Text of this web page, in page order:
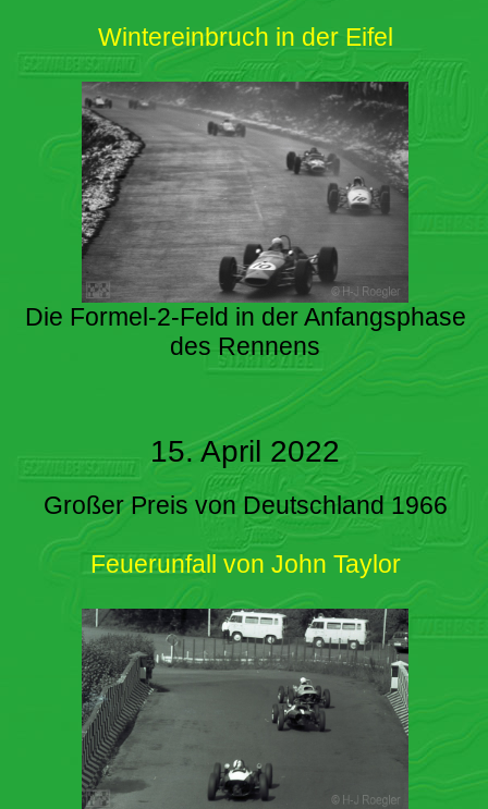
Wintereinbruch in der Eifel
Die Formel-2-Feld in der Anfangsphase
des Rennens
15. April 2022
Großer Preis von Deutschland 1966
Feuerunfall von John Taylor